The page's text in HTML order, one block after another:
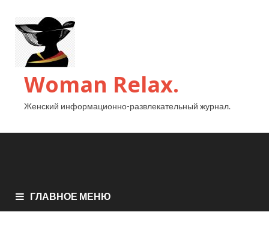
Woman Relax.
Женский информационно-развлекательный журнал.
ГЛАВНОЕ МЕНЮ